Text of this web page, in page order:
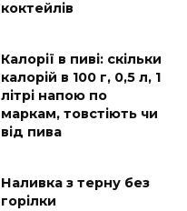
коктейлів
Калорії в пиві: скільки
калорій в 100 г, 0,5 л, 1
літрі напою по
маркам, товстіють чи
від пива
Наливка з терну без
горілки